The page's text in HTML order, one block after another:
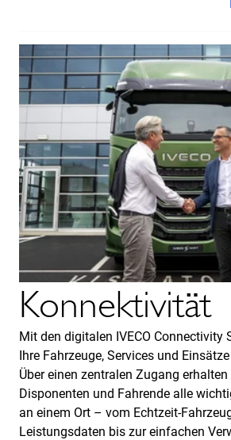
Konnektivität
Mit den digitalen IVECO Connectivity
Ihre Fahrzeuge, Services und
Über einen zentralen Zugang erhalten
Disponenten und Fahrende alle
an einem Ort – vom Echtzeit-
Leistungsdaten bis zur einfachen